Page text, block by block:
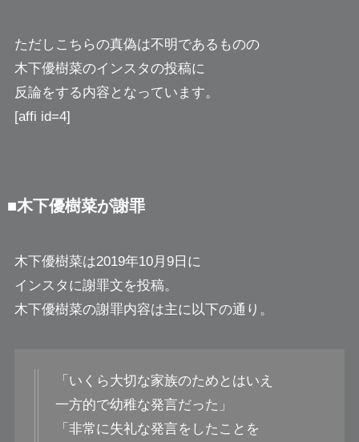
ただしこちらの真偽は不明であるものの
木下優樹菜のインスタの投稿に
反論をする内容となっています。
[affi id=4]
■木下優樹菜が謝罪
木下優樹菜は2019年10月9日に
インスタに謝罪文を投稿。
木下優樹菜の謝罪内容は主に以下の通り。
「いくら大切な家族のためとはいえ
一方的で幼稚な発言だった」
「非常に失礼な発言をしたことを